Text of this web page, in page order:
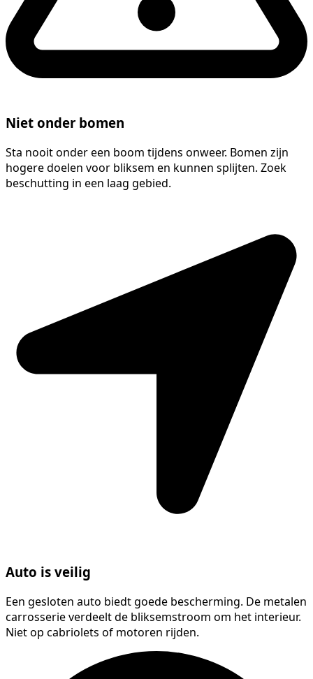
Niet onder bomen
Sta nooit onder een boom tijdens onweer. Bomen zijn
hogere doelen voor bliksem en kunnen splijten. Zoek
beschutting in een laag gebied.
Auto is veilig
Een gesloten auto biedt goede bescherming. De metalen
carrosserie verdeelt de bliksemstroom om het interieur.
Niet op cabriolets of motoren rijden.